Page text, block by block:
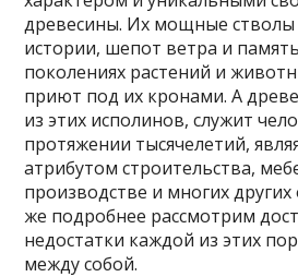
древесины. Их мощные стволы
истории, шепот ветра и
поколениях растений и
приют под их кронами. А
из этих исполинов, служит
протяжении тысячелетий,
атрибутом строительства,
производстве и многих других
же подробнее рассмотрим
недостатки каждой из этих
между собой.